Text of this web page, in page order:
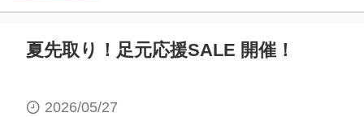
夏先取り！足元応援SALE 開催！
2026/05/27